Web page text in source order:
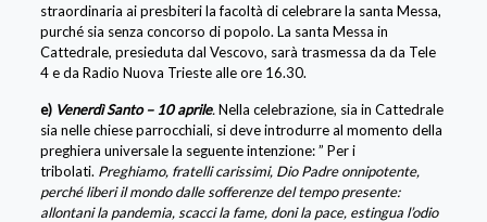
straordinaria ai presbiteri la facoltà di celebrare la santa Messa,
purché sia senza concorso di popolo. La santa Messa in
Cattedrale, presieduta dal Vescovo, sarà trasmessa da da Tele
4 e da Radio Nuova Trieste alle ore 16.30.
e) Venerdì Santo – 10 aprile.Nella celebrazione, sia in Cattedrale
sia nelle chiese parrocchiali, si deve introdurre al momento della
preghiera universale la seguente intenzione: ” Per i
tribolati. Preghiamo, fratelli carissimi, Dio Padre onnipotente,
perché liberi il mondo dalle sofferenze del tempo presente:
allontani la pandemia, scacci la fame, doni la pace, estingua l’odio